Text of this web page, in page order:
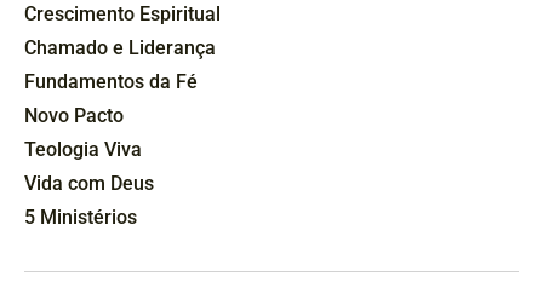
Crescimento Espiritual
Chamado e Liderança
Fundamentos da Fé
Novo Pacto
Teologia Viva
Vida com Deus
5 Ministérios